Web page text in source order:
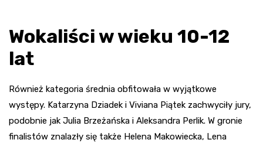
Wokaliści w wieku 10-12
lat
Również kategoria średnia obfitowała w wyjątkowe
występy. Katarzyna Dziadek i Viviana Piątek zachwyciły jury,
podobnie jak Julia Brzeżańska i Aleksandra Perlik. W gronie
finalistów znalazły się także Helena Makowiecka, Lena